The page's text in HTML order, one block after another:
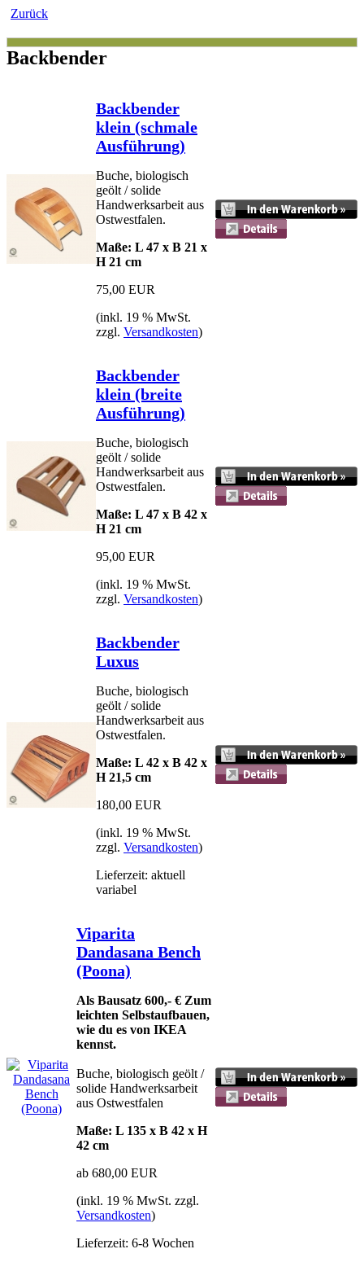
Zurück
Backbender
Backbender
klein (schmale
Ausführung)
Buche, biologisch
geölt / solide
Handwerksarbeit aus
Ostwestfalen.
Maße: L 47 x B 21 x
H 21 cm
75,00 EUR
(inkl. 19 % MwSt.
zzgl. Versandkosten)
Backbender
klein (breite
Ausführung)
Buche, biologisch
geölt / solide
Handwerksarbeit aus
Ostwestfalen.
Maße: L 47 x B 42 x
H 21 cm
95,00 EUR
(inkl. 19 % MwSt.
zzgl. Versandkosten)
Backbender
Luxus
Buche, biologisch
geölt / solide
Handwerksarbeit aus
Ostwestfalen.
Maße: L 42 x B 42 x
H 21,5 cm
180,00 EUR
(inkl. 19 % MwSt.
zzgl. Versandkosten)
Lieferzeit: aktuell
variabel
Viparita
Dandasana Bench
(Poona)
Als Bausatz 600,- € Zum
leichten Selbstaufbauen,
wie du es von IKEA
kennst.
Buche, biologisch geölt /
solide Handwerksarbeit
aus Ostwestfalen
Maße: L 135 x B 42 x H
42 cm
ab 680,00 EUR
(inkl. 19 % MwSt. zzgl.
Versandkosten)
Lieferzeit: 6-8 Wochen